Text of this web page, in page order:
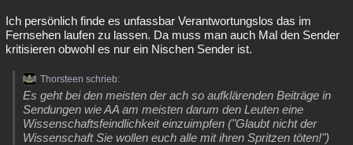
Ich persönlich finde es unfassbar Verantwortungslos das im
Fernsehen laufen zu lassen. Da muss man auch Mal den Sender
kritisieren obwohl es nur ein Nischen Sender ist.
Thorsteen schrieb:
Es geht bei den meisten der ach so aufklärenden Beiträge in
Sendungen wie AA am meisten darum den Leuten eine
Wissenschaftsfeindlichkeit einzuimpfen ("Glaubt nicht der
Wissenschaft Sie wollen euch alle mit ihren Spritzen töten!")